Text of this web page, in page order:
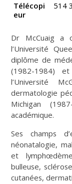
Télécopi
eur
514
Dr McCuaig a
l’Université
diplôme de
(1982-1984)
l’Université
dermatologie
Michigan
académique.
Ses champs
néonatalogie,
et
bulleuse,
cutanées,